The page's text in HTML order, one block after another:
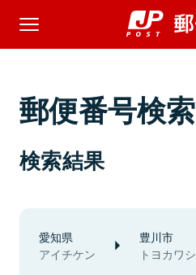
郵便番号検索
検索結果
愛知県
アイチケン
豊川市
トヨカワシ